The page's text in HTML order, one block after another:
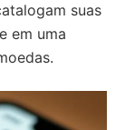
suas
em uma